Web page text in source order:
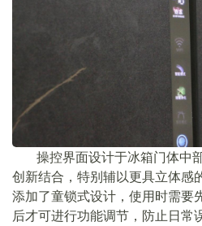
操控界面设计于冰箱门体中
创新结合，特别辅以更具立体感
添加了童锁式设计，使用时需要
后才可进行功能调节，防止日常